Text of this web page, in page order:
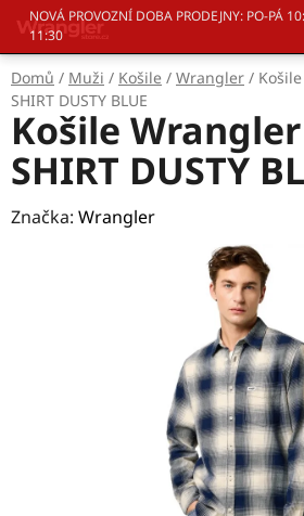
Přejít
obsah
NOVÁ PROVOZNÍ DOBA PRODEJNY: PO-PÁ
11:30
Domů / Muži / Košile / Wrangler /
SHIRT DUSTY BLUE
Košile
SHIRT DUSTY
Značka: Wrangler